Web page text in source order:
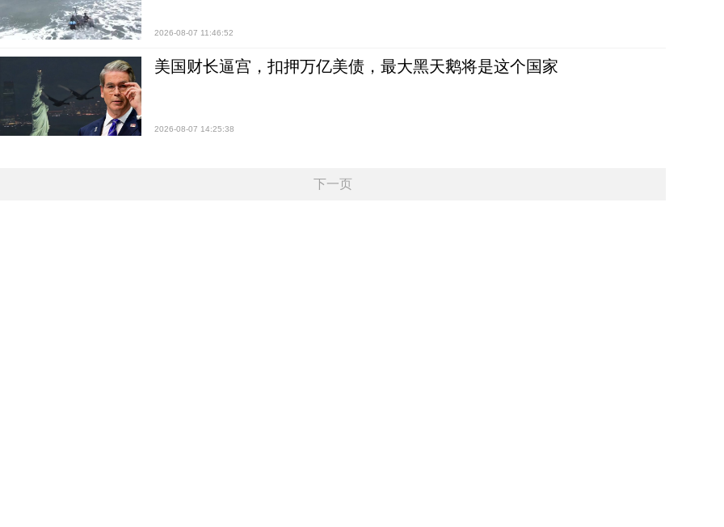
2026-08-07 11:46:52
美国财长逼宫，扣押万亿美债，最大黑天鹅将是这个国家
2026-08-07 14:25:38
下一页